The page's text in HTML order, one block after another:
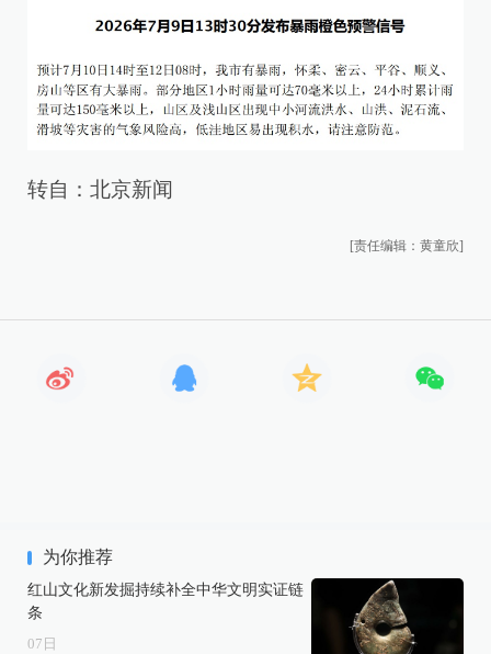
转自：北京新闻
[责任编辑：黄童欣]
为你推荐
红山文化新发掘持续补全中华文明实证链
条
07 日